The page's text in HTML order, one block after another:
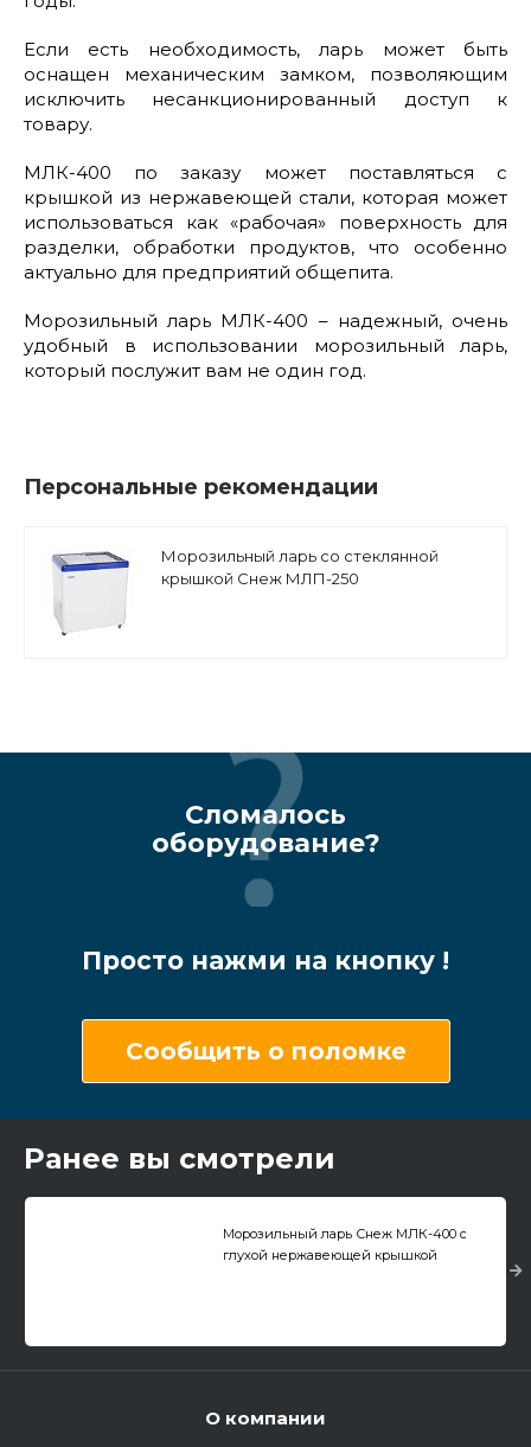
Если есть необходимость, ларь может быть
оснащен механическим замком, позволяющим
исключить несанкционированный доступ к
товару.
МЛК-400 по заказу может поставляться с
крышкой из нержавеющей стали, которая может
использоваться как «рабочая» поверхность для
разделки, обработки продуктов, что особенно
актуально для предприятий общепита.
Морозильный ларь МЛК-400 – надежный, очень
удобный в использовании морозильный ларь,
который послужит вам не один год.
Персональные рекомендации
Морозильный ларь со стеклянной
крышкой Снеж МЛП-250
Сломалось
оборудование?
Просто нажми на кнопку !
Сообщить о поломке
Ранее вы смотрели
Морозильный ларь Снеж МЛК-400 с
глухой нержавеющей крышкой
О компании